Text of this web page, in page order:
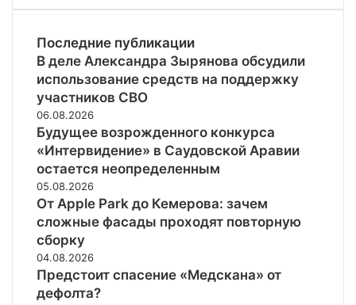
Последние публикации
В деле Александра Зырянова обсудили
использование средств на поддержку
участников СВО
06.08.2026
Будущее возрожденного конкурса
«Интервидение» в Саудовской Аравии
остается неопределенным
05.08.2026
От Apple Park до Кемерова: зачем
сложные фасады проходят повторную
сборку
04.08.2026
Предстоит спасение «Медскана» от
дефолта?